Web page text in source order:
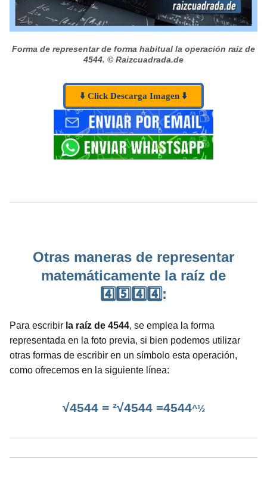
Forma de representar de forma habitual la operación raíz de
4544. © Raizcuadrada.de
⬇️ Click Descarga Imagen ⬇️
Otras maneras de representar
matemáticamente la raíz de
4️⃣5️⃣4️⃣4️⃣:
Para escribir la raíz de 4544, se emplea la forma
representada en la foto previa, si bien podemos utilizar
otras formas de escribir en un símbolo esta operación,
como ofrecemos en la siguiente línea:
√4544 = ²√4544 =4544^½